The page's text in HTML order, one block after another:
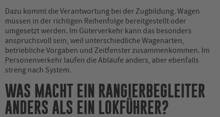
Dazu kommt die Verantwortung bei der Zugbildung. Wagen
müssen in der richtigen Reihenfolge bereitgestellt oder
umgesetzt werden. Im Güterverkehr kann das besonders
anspruchsvoll sein, weil unterschiedliche Wagenarten,
betriebliche Vorgaben und Zeitfenster zusammenkommen. Im
Personenverkehr laufen die Abläufe anders, aber ebenfalls
streng nach System.
WAS MACHT EIN RANGIERBEGLEITER
ANDERS ALS EIN LOKFÜHRER?